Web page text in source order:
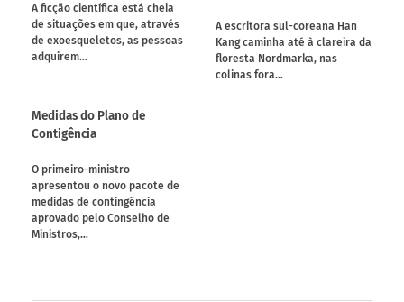
A ficção científica está cheia
de situações em que, através
de exoesqueletos, as pessoas
adquirem…
A escritora sul-coreana Han
Kang caminha até à clareira da
floresta Nordmarka, nas
colinas fora…
Medidas do Plano de
Contigência
O primeiro-ministro
apresentou o novo pacote de
medidas de contingência
aprovado pelo Conselho de
Ministros,…